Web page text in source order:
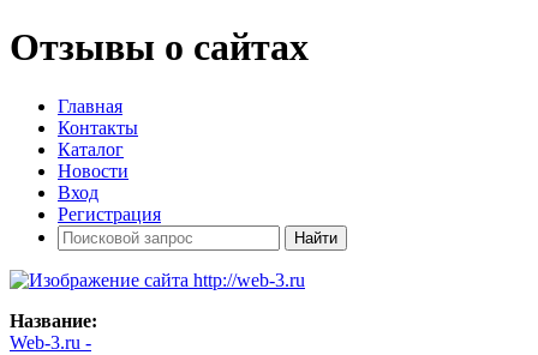
Отзывы о сайтах
Главная
Контакты
Каталог
Новости
Вход
Регистрация
Название:
Web-3.ru -